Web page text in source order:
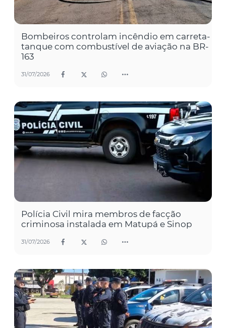
Bombeiros controlam incêndio em carreta-
tanque com combustível de aviação na BR-
163
31/07/2026
Polícia Civil mira membros de facção
criminosa instalada em Matupá e Sinop
31/07/2026